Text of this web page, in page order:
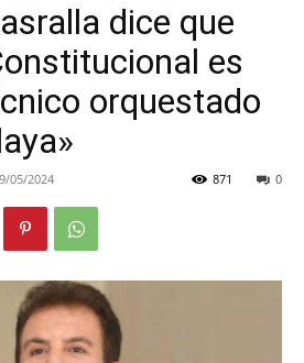
dice que
es
orquestado
05/2024 0
871